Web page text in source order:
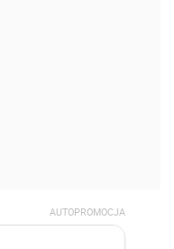
AUTOPROMOCJA